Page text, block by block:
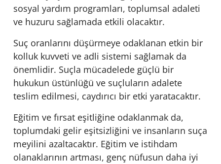
sosyal yardım programları, toplumsal adaleti
ve huzuru sağlamada etkili olacaktır.
Suç oranlarını düşürmeye odaklanan etkin bir
kolluk kuvveti ve adli sistemi sağlamak da
önemlidir. Suçla mücadelede güçlü bir
hukukun üstünlüğü ve suçluların adalete
teslim edilmesi, caydırıcı bir etki yaratacaktır.
Eğitim ve fırsat eşitliğine odaklanmak da,
toplumdaki gelir eşitsizliğini ve insanların suça
meyilini azaltacaktır. Eğitim ve istihdam
olanaklarının artması, genç nüfusun daha iyi